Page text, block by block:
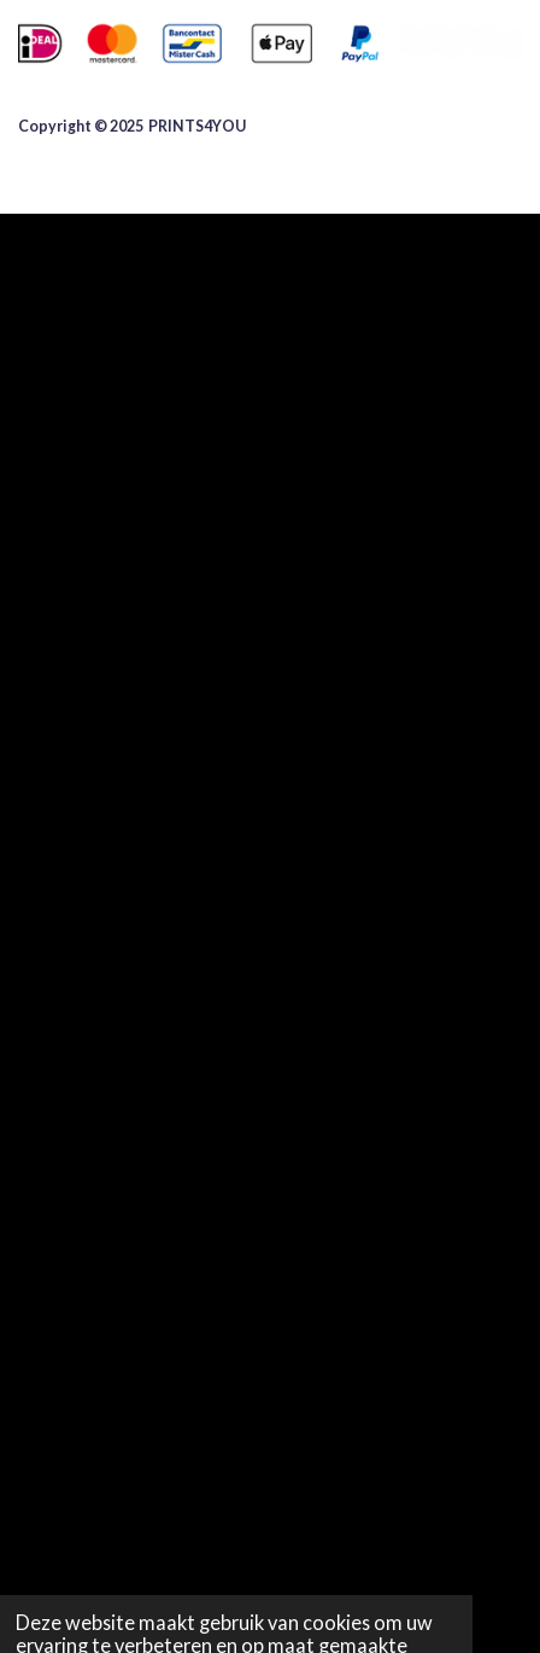
Deze website maakt gebruik van cookies om uw
ervaring te verbeteren en op maat gemaakte
Copyright © 2025 ​PRINTS4YOU